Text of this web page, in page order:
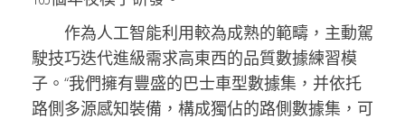
作為人工智能利用較為成熟的範疇，主動駕
駛技巧迭代進級需求高東西的品質數據練習模
子。“我們擁有豐盛的巴士車型數據集，并依托
路側多源感知裝備，構成獨佔的路側數據集，可